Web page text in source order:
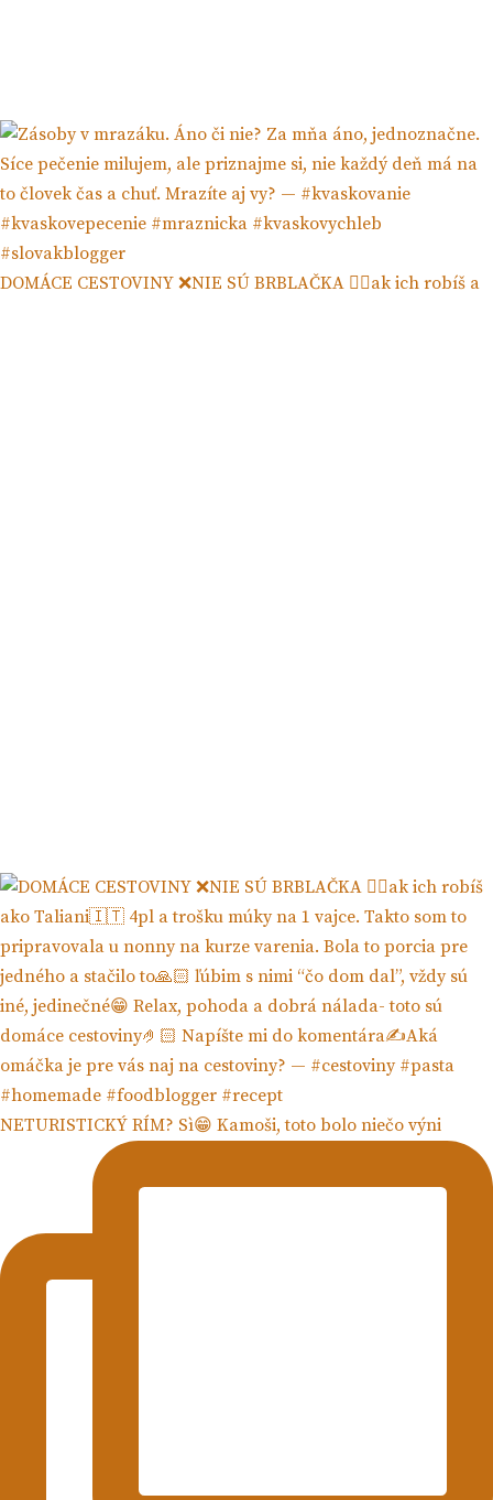
DOMÁCE CESTOVINY ❌NIE SÚ BRBLAČKA ☝🏻ak ich robíš a
NETURISTICKÝ RÍM? Sì😁 Kamoši, toto bolo niečo výni